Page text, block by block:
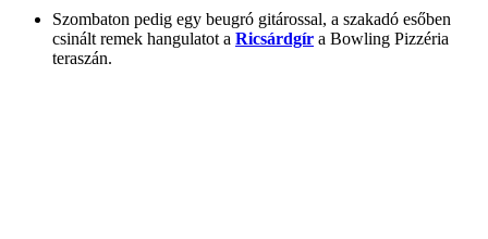
Szombaton pedig egy beugró gitárossal, a szakadó esőben
csinált remek hangulatot a Ricsárdgír a Bowling Pizzéria
teraszán.